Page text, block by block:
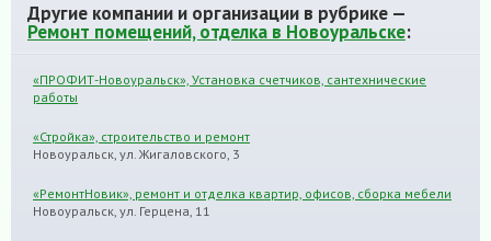
Другие компании и организации в рубрике —
Ремонт помещений, отделка в Новоуральске:
«ПРОФИТ-Новоуральск», Установка счетчиков, сантехнические
работы
«Стройка», строительство и ремонт
Новоуральск, ул. Жигаловского, 3
«РемонтНовик», ремонт и отделка квартир, офисов, сборка мебели
Новоуральск, ул. Герцена, 11